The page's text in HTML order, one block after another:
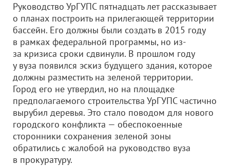
Руководство УрГУПС пятнадцать лет рассказывает
о планах построить на прилегающей территории
бассейн. Его должны были создать в 2015 году
в рамках федеральной программы, но из-
за кризиса сроки сдвинули. В прошлом году
у вуза появился эскиз будущего здания, которое
должны разместить на зеленой территории.
Город его не утвердил, но на площадке
предполагаемого строительства УрГУПС частично
вырубил деревья. Это стало поводом для нового
городского конфликта — обеспокоенные
сторонники сохранения зеленой зоны
обратились с жалобой на руководство вуза
в прокуратуру.